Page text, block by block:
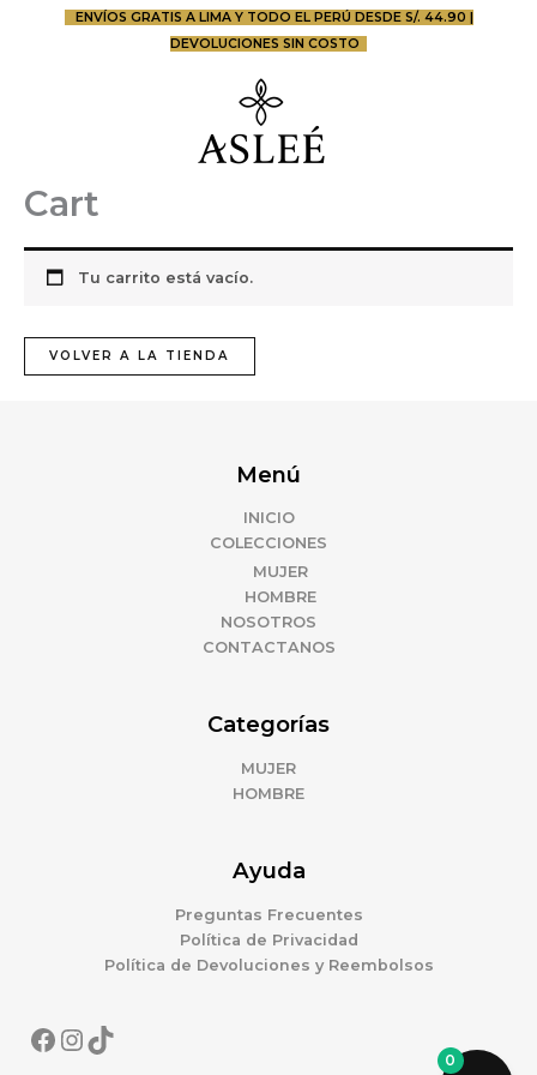
ENVÍOS GRATIS A LIMA Y TODO EL PERÚ DESDE S/. 44.90 |
DEVOLUCIONES SIN COSTO
Cart
Tu carrito está vacío.
VOLVER A LA TIENDA
Menú
INICIO
COLECCIONES
MUJER
HOMBRE
NOSOTROS
CONTACTANOS
Categorías
MUJER
HOMBRE
Ayuda
Preguntas Frecuentes
Política de Privacidad
Política de Devoluciones y Reembolsos
0